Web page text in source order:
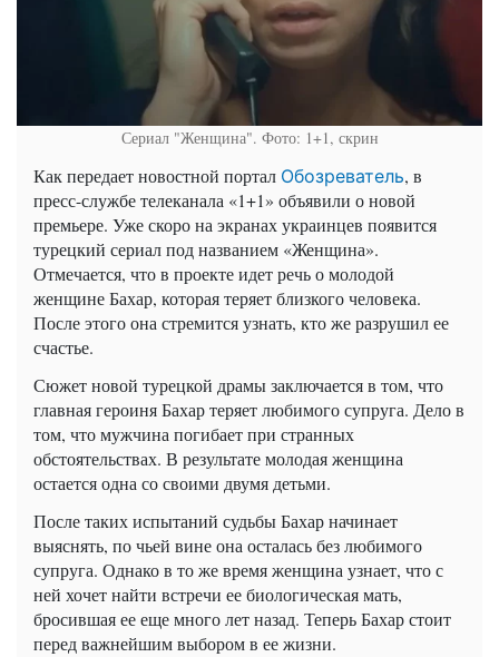
Сериал "Женщина". Фото: 1+1, скрин
Как передает новостной портал Обозреватель, в
пресс-службе телеканала «1+1» объявили о новой
премьере. Уже скоро на экранах украинцев появится
турецкий сериал под названием «Женщина».
Отмечается, что в проекте идет речь о молодой
женщине Бахар, которая теряет близкого человека.
После этого она стремится узнать, кто же разрушил ее
счастье.
Сюжет новой турецкой драмы заключается в том, что
главная героиня Бахар теряет любимого супруга. Дело в
том, что мужчина погибает при странных
обстоятельствах. В результате молодая женщина
остается одна со своими двумя детьми.
После таких испытаний судьбы Бахар начинает
выяснять, по чьей вине она осталась без любимого
супруга. Однако в то же время женщина узнает, что с
ней хочет найти встречи ее биологическая мать,
бросившая ее еще много лет назад. Теперь Бахар стоит
перед важнейшим выбором в ее жизни.